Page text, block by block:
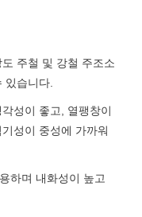
주철 및 강철 주조소
있습니다.
성이 좋고, 열팽창이
성이 중성에 가까워
하며 내화성이 높고